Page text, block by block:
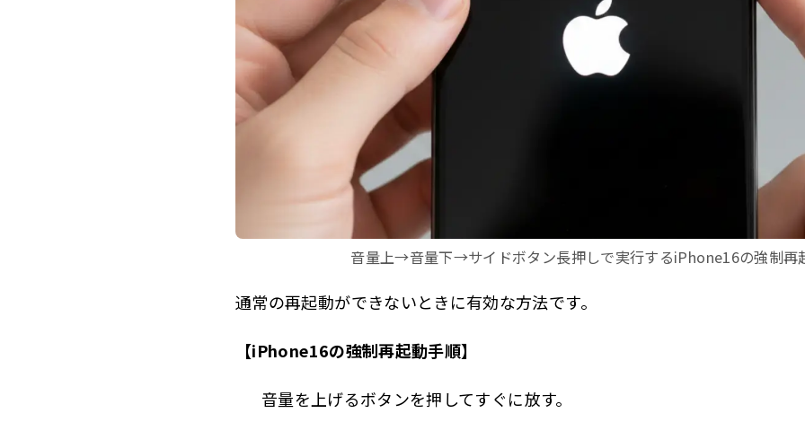
音量上→音量下→サイドボタン長押しで実行するiPhone16の強制再
通常の再起動ができないときに有効な方法です。
【iPhone16の強制再起動手順】
音量を上げるボタンを押してすぐに放す。
3 この記事を書いた人